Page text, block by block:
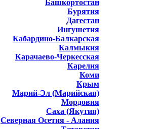
Башкортостан
Бурятия
Дагестан
Ингушетия
Кабардино-Балкарская
Калмыкия
Карачаево-Черкесская
Карелия
Коми
Крым
Марий-Эл (Марийская)
Мордовия
Саха (Якутия)
Северная Осетия - Алания